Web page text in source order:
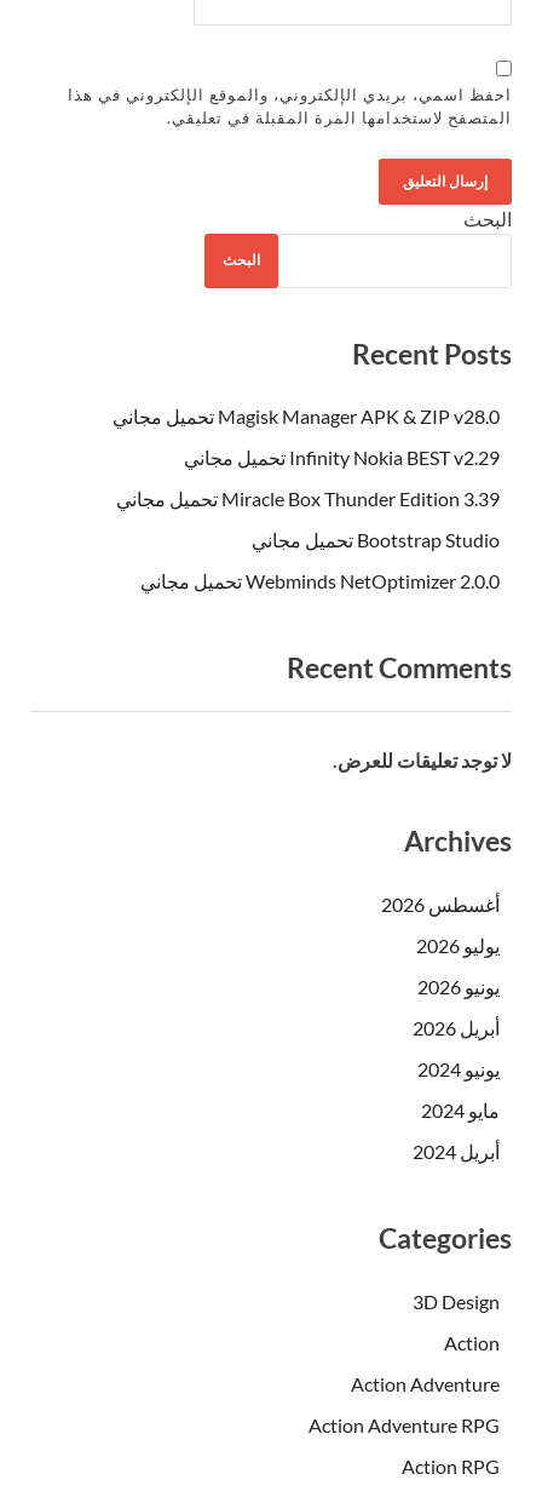
احفظ اسمي، بريدي الإلكتروني، والموقع الإلكتروني في هذا
المتصفح لاستخدامها المرة المقبلة في تعليقي.
البحث
البحث
Recent Posts
Magisk Manager APK & ZIP v28.0 تحميل مجاني
Infinity Nokia BEST v2.29 تحميل مجاني
Miracle Box Thunder Edition 3.39 تحميل مجاني
Bootstrap Studio تحميل مجاني
Webminds NetOptimizer 2.0.0 تحميل مجاني
Recent Comments
لا توجد تعليقات للعرض.
Archives
أغسطس 2026
يوليو 2026
يونيو 2026
أبريل 2026
يونيو 2024
مايو 2024
أبريل 2024
Categories
3D Design
Action
Action Adventure
Action Adventure RPG
Action RPG